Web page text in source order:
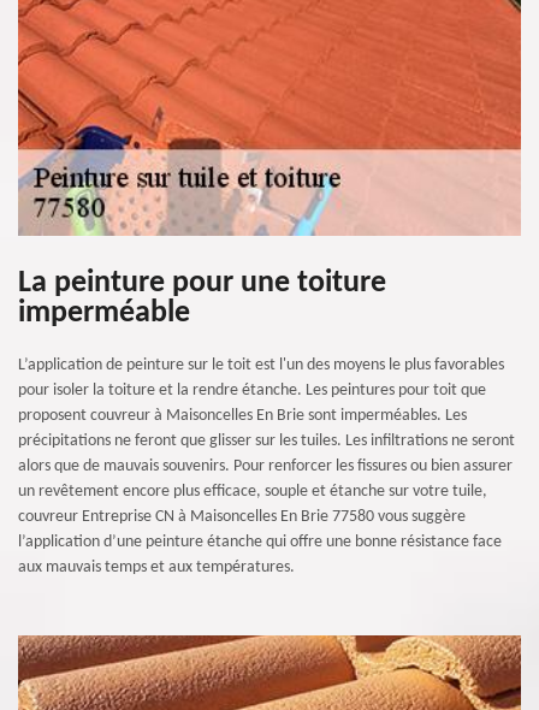
La peinture pour une toiture
imperméable
L’application de peinture sur le toit est l'un des moyens le plus favorables
pour isoler la toiture et la rendre étanche. Les peintures pour toit que
proposent couvreur à Maisoncelles En Brie sont imperméables. Les
précipitations ne feront que glisser sur les tuiles. Les infiltrations ne seront
alors que de mauvais souvenirs. Pour renforcer les fissures ou bien assurer
un revêtement encore plus efficace, souple et étanche sur votre tuile,
couvreur Entreprise CN à Maisoncelles En Brie 77580 vous suggère
l’application d’une peinture étanche qui offre une bonne résistance face
aux mauvais temps et aux températures.